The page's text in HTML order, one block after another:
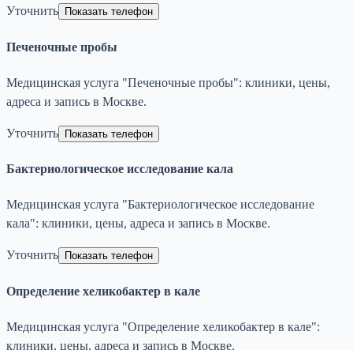
Уточнить Показать телефон
Печеночные пробы
Медицинская услуга "Печеночные пробы": клиники, цены,
адреса и запись в Москве.
Уточнить Показать телефон
Бактериологическое исследование кала
Медицинская услуга "Бактериологическое исследование
кала": клиники, цены, адреса и запись в Москве.
Уточнить Показать телефон
Определение хеликобактер в кале
Медицинская услуга "Определение хеликобактер в кале":
клиники, цены, адреса и запись в Москве.